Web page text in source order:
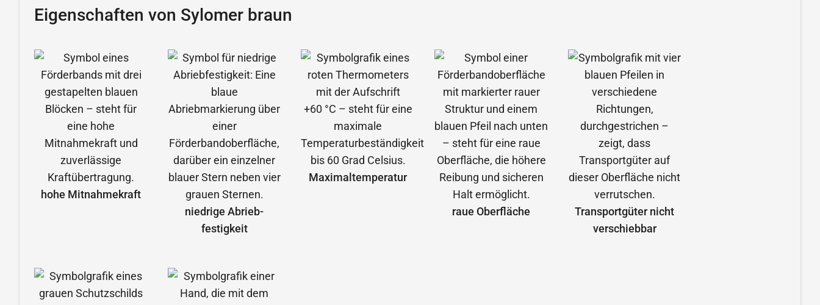
Eigenschaften von Sylomer braun
hohe Mitnahmekraft
niedrige Abrieb­
festigkeit
Maximal­temperatur
raue Oberfläche
Transportgüter nicht
verschiebbar